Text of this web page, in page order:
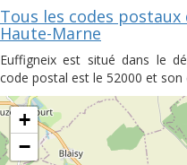
Tous les codes postaux
Haute-Marne
Euffigneix est situé dans le
code postal est le 52000 et son
+
−